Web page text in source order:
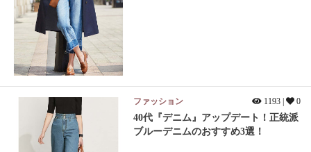
ファッション 1193 | 0
40代『デニム』アップデート！正統派
ブルーデニムのおすすめ3選！